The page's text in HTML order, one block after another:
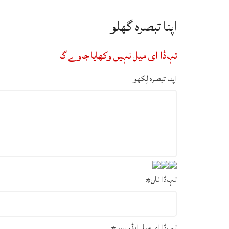
اپنا تبصرہ گھلو
تہاڈا ای میل نہیں وکھایا جاوے گا
اپنا تبصرہ لِکھو
تہاڈا ناں*